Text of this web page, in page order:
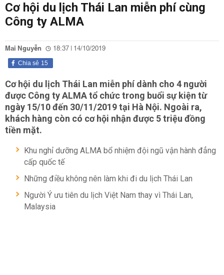
Cơ hội du lịch Thái Lan miễn phí cùng
Công ty ALMA
Mai Nguyễn 18:37 | 14/10/2019
15
Chia sẻ
Cơ hội du lịch Thái Lan miễn phí dành cho 4 người
được Công ty ALMA tổ chức trong buổi sự kiện từ
ngày 15/10 đến 30/11/2019 tại Hà Nội. Ngoài ra,
khách hàng còn có cơ hội nhận được 5 triệu đồng
tiền mặt.
Khu nghỉ dưỡng ALMA bổ nhiệm đội ngũ vận hành đẳng
cấp quốc tế
Những điều không nên làm khi đi du lịch Thái Lan
Người Ý ưu tiên du lịch Việt Nam thay vì Thái Lan,
Malaysia